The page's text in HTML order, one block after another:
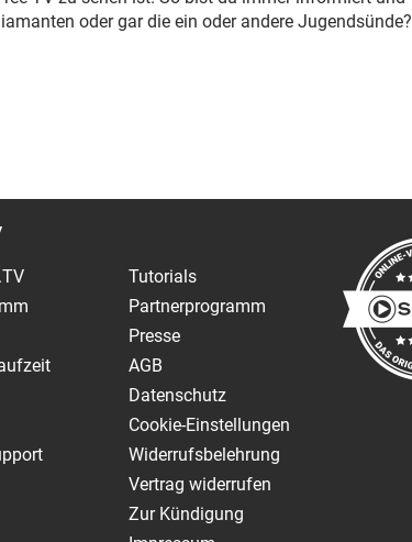
oder gar die ein oder andere Jugendsünde?
Tutorials
Partnerprogramm
Presse
AGB
Datenschutz
Cookie-Einstellungen
Widerrufsbelehrung
Vertrag widerrufen
Zur Kündigung